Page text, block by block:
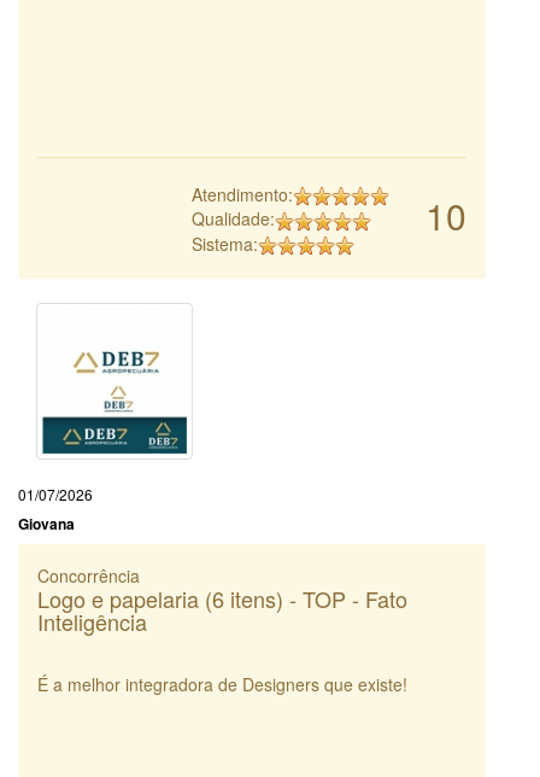
10
Atendimento:
Qualidade:
Sistema:
01/07/2026
Giovana
Concorrência
Logo e papelaria (6 itens) - TOP - Fato
Inteligência
É a melhor integradora de Designers que existe!